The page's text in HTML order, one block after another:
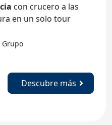
con crucero a las
en un solo tour
Grupo
Descubre más